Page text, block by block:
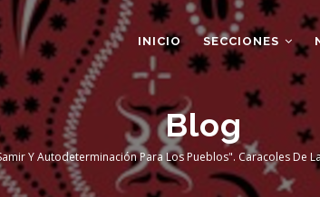
INICIO SECCIONES
Blog
Y Autodeterminación Para Los Pueblos". Caracoles De